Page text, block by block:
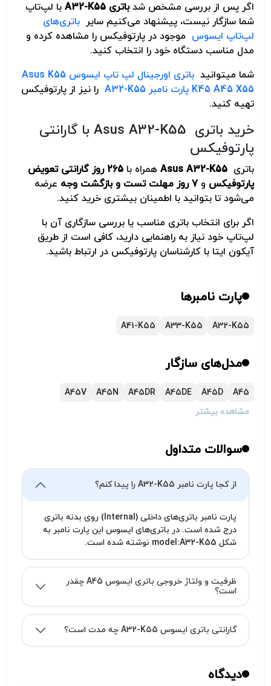
اگر پس از بررسی مشخص شدباتری A32-K55 با لپ‌تاپ
شما سازگار نیست، پیشنهاد می‌کنیم سایر باتری‌های
لپ‌تاپ ایسوس موجود در پارتوفیکس را مشاهده کرده و
مدل مناسب دستگاه خود را انتخاب کنید.
شما میتوانید باتری اورجینال لپ تاپ ایسوس Asus K55
K45 A45 X55 پارت نامبر A32-K55 را نیز از پارتوفیکس
تهیه کنید.
خرید باتری Asus A32-K55 با گارانتی
پارتوفیکس
باتری Asus A32-K55 همراه با 265 روز گارانتی تعویض
پارتوفیکس و7 روز مهلت تست و بازگشت وجه عرضه
می‌شود تا بتوانید با اطمینان بیشتری خرید کنید.
اگر برای انتخاب باتری مناسب یا بررسی سازگاری آن با
لپ‌تاپ خود نیاز به راهنمایی دارید، کافی است از طریق
آیکون ایتا با کارشناسان پارتوفیکس در ارتباط باشید.
پارت نامبرها
A32-K55
A33-K55
A41-K55
مدل‌های سازگار
A45
A45D
A45DE
A45DR
A45N
A45V
مشاهده بیشتر
سوالات متداول
از کجا پارت نامبر A32-K55 را پیدا کنم؟
پارت نامبر باتری‌های داخلی (Internal) روی بدنه باتری
درج شده است. در باتری‌های ایسوس این پارت نامبر به
شکل model:A32-K55 نوشته شده است.
ظرفیت و ولتاژ خروجی باتری ایسوس A45 چقدر
است؟
گارانتی باتری ایسوس A32-K55 چه مدت است؟
دیدگاه